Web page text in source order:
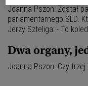
Joanna Pszon: Został
parlamentarnego SLD.
Jerzy Szteliga: - To
Dwa organy,
Joanna Pszon: Czy